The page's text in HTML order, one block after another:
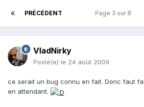
PRÉCÉDENT Page 3 sur 8
VladNirky
Posté(e) le 24 août 2009
ce serait un bug connu en fait. Donc faut
en attendant.